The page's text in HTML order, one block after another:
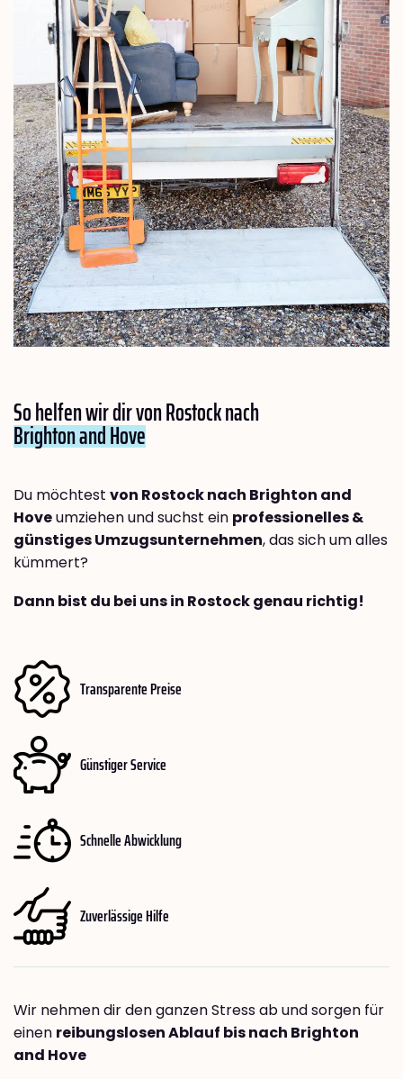
So helfen wir dir von Rostock nach
Brighton and Hove
Du möchtest von Rostock nach Brighton and
Hoveumziehen und suchst ein professionelles &
günstiges Umzugsunternehmen, das sich um alles
kümmert?
Dann bist du bei uns in Rostock genau richtig!
Transparente Preise
Günstiger Service
Schnelle Abwicklung
Zuverlässige Hilfe
Wir nehmen dir den ganzen Stress ab und sorgen für
einen reibungslosen Ablauf bis nach Brighton
and Hove